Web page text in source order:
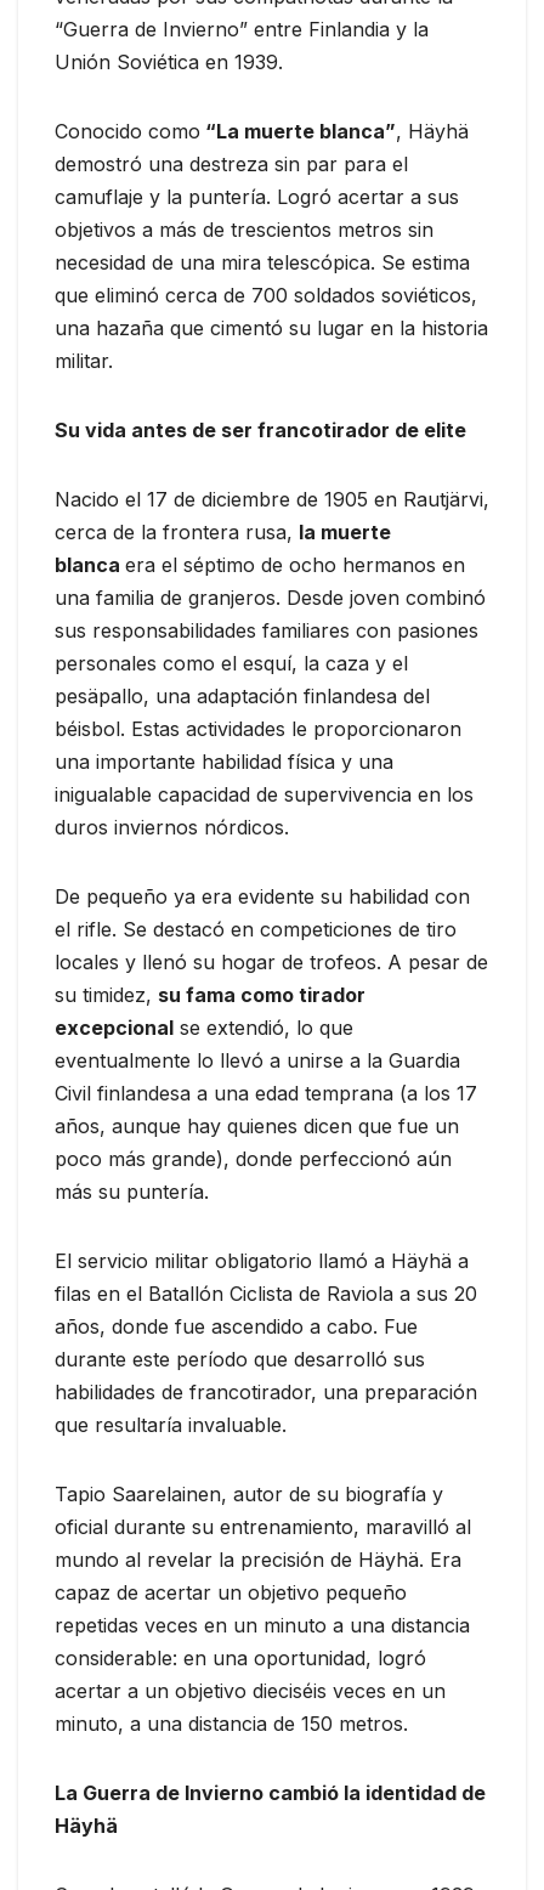
“Guerra de Invierno” entre Finlandia y la
Unión Soviética en 1939.
Conocido como “La muerte blanca”, Häyhä
demostró una destreza sin par para el
camuflaje y la puntería. Logró acertar a sus
objetivos a más de trescientos metros sin
necesidad de una mira telescópica. Se estima
que eliminó cerca de 700 soldados soviéticos,
una hazaña que cimentó su lugar en la historia
militar.
Su vida antes de ser francotirador de elite
Nacido el 17 de diciembre de 1905 en Rautjärvi,
cerca de la frontera rusa, la muerte
blanca era el séptimo de ocho hermanos en
una familia de granjeros. Desde joven combinó
sus responsabilidades familiares con pasiones
personales como el esquí, la caza y el
pesäpallo, una adaptación finlandesa del
béisbol. Estas actividades le proporcionaron
una importante habilidad física y una
inigualable capacidad de supervivencia en los
duros inviernos nórdicos.
De pequeño ya era evidente su habilidad con
el rifle. Se destacó en competiciones de tiro
locales y llenó su hogar de trofeos. A pesar de
su timidez, su fama como tirador
excepcional se extendió, lo que
eventualmente lo llevó a unirse a la Guardia
Civil finlandesa a una edad temprana (a los 17
años, aunque hay quienes dicen que fue un
poco más grande), donde perfeccionó aún
más su puntería.
El servicio militar obligatorio llamó a Häyhä a
filas en el Batallón Ciclista de Raviola a sus 20
años, donde fue ascendido a cabo. Fue
durante este período que desarrolló sus
habilidades de francotirador, una preparación
que resultaría invaluable.
Tapio Saarelainen, autor de su biografía y
oficial durante su entrenamiento, maravilló al
mundo al revelar la precisión de Häyhä. Era
capaz de acertar un objetivo pequeño
repetidas veces en un minuto a una distancia
considerable: en una oportunidad, logró
acertar a un objetivo dieciséis veces en un
minuto, a una distancia de 150 metros.
La Guerra de Invierno cambió la identidad de
Häyhä